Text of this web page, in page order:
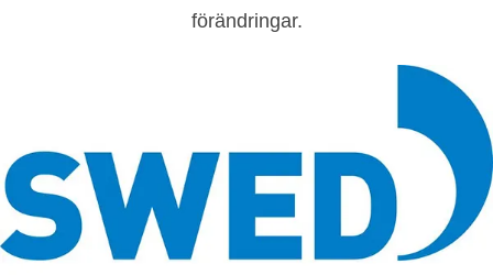
förändringar.